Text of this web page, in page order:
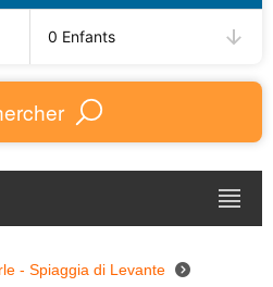
0 Enfants
- Spiaggia di Levante